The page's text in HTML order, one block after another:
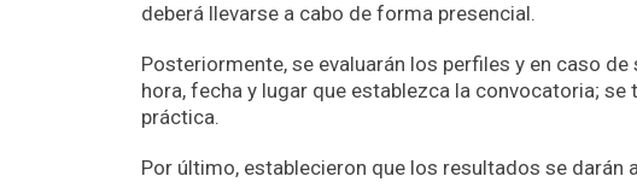
deberá llevarse a cabo de forma presencial.
Posteriormente, se evaluarán los perfiles y en caso
hora, fecha y lugar que establezca la convocatoria;
práctica.
Por último, establecieron que los resultados se darán